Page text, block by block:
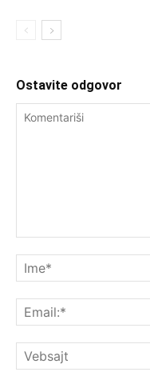
Ostavite odgovor